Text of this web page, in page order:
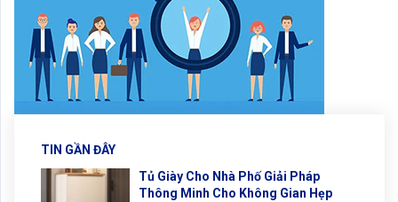
TIN GẦN ĐÂY
Tủ Giày Cho Nhà Phố Giải Pháp
Thông Minh Cho Không Gian Hẹp